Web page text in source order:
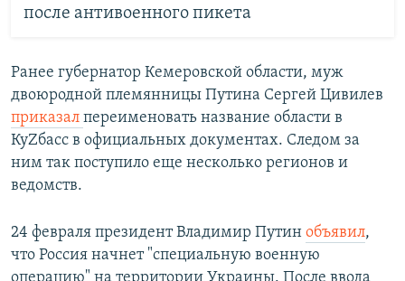
после антивоенного пикета
Ранее губернатор Кемеровской области, муж
двоюродной племянницы Путина Сергей Цивилев
приказал переименовать название области в
КуZбасс в официальных документах. Следом за
ним так поступило еще несколько регионов и
ведомств.
24 февраля президент Владимир Путин объявил,
что Россия начнет "специальную военную